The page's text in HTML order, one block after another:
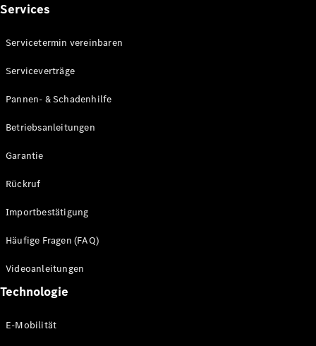
Nachhaltigkeit
Mercedes-
Benz
Schweiz
Mercedes-
Schweiz
Händlersuche
Ambassadoren
Events
Services
Servicetermin vereinbaren
Serviceverträge
Pannen- & Schadenhilfe
Betriebsanleitungen
Garantie
Rückruf
Importbestätigung
Häufige Fragen (FAQ)
Videoanleitungen
Technologie
E-Mobilität